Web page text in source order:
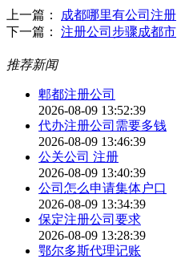
上一篇：
成都哪里有公司注册
下一篇： 注册公司步骤成都市
推荐新闻
郫都注册公司
2026-08-09 13:52:39
代办注册公司需要多钱
2026-08-09 13:46:39
公关公司 注册
2026-08-09 13:40:39
公司怎么申请集体户口
2026-08-09 13:34:39
保定注册公司要求
2026-08-09 13:28:39
鄂尔多斯代理记账